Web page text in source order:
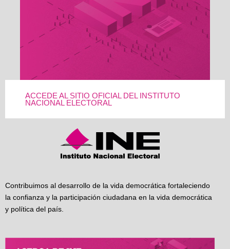
ACCEDE AL SITIO OFICIAL DEL INSTITUTO
NACIONAL ELECTORAL
Contribuimos al desarrollo de la vida democrática fortaleciendo
la confianza y la participación ciudadana en la vida democrática
y política del país.